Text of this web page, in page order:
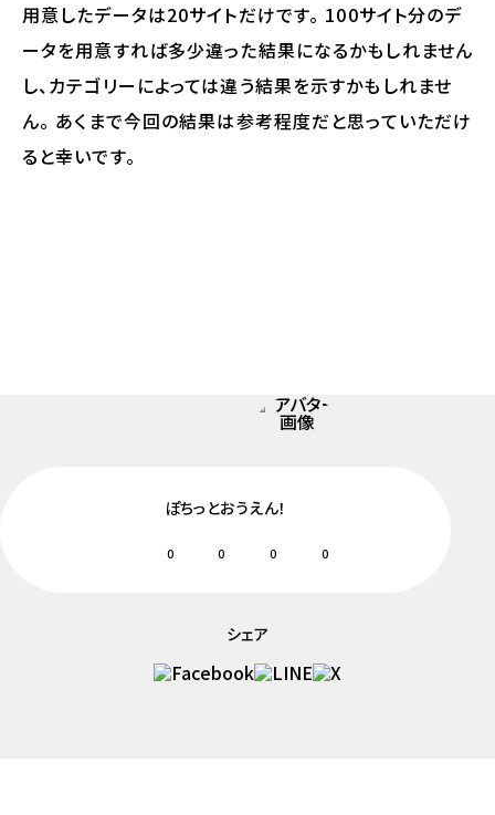
用意したデータは20サイトだけです。 100サイト分のデ
ータを用意すれば多少違った結果になるかもしれません
し、カテゴリーによっては違う結果を示すかもしれませ
ん。 あくまで今回の結果は参考程度だと思っていただけ
ると幸いです。
ぽちっとおうえん！
0 0 0 0
シェア